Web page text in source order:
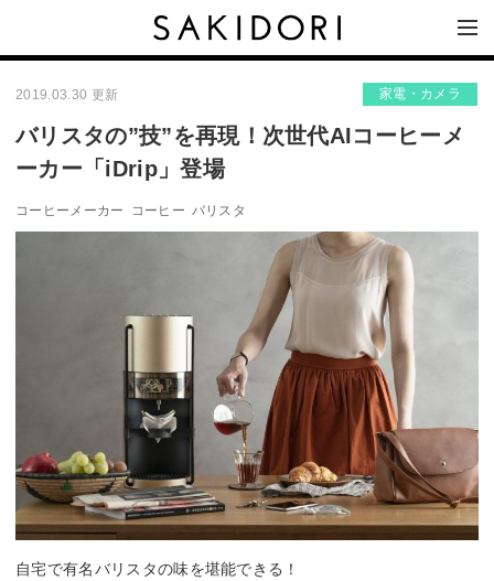
2019.03.30 更新 家電・カメラ
バリスタの”技”を再現！次世代AIコーヒーメ
ーカー「iDrip」登場
コーヒーメーカー コーヒー バリスタ
自宅で有名バリスタの味を堪能できる！